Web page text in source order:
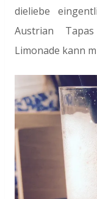
dieliebe
Austrian
Limonade kann